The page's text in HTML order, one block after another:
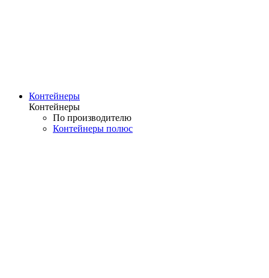
Контейнеры
Контейнеры
По производителю
Контейнеры полюс